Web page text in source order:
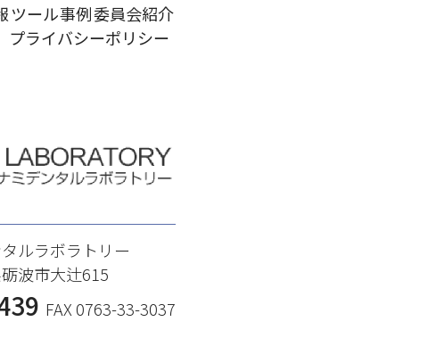
ツール事例委員会紹介
プライバシーポリシー
ルラボラトリー
波市大辻615
FAX 0763-33-3037